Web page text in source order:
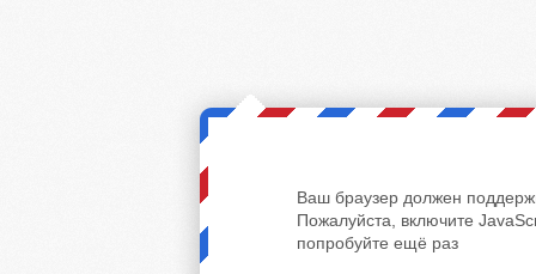
Ваш браузер должен
Пожалуйста, включите
попробуйте ещё раз